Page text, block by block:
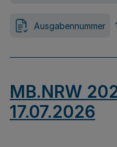
Ausgabennummer
MB.NRW
17.07.2026